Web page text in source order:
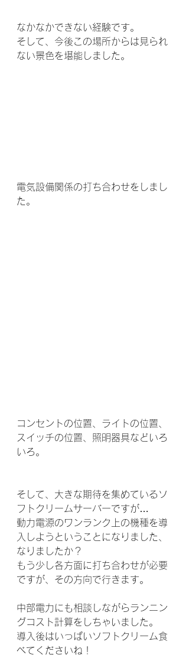
なかなかできない経験です。
そして、今後この場所からは見られ
ない景色を堪能しました。
電気設備関係の打ち合わせをしまし
た。
コンセントの位置、ライトの位置、
スイッチの位置、照明器具などいろ
いろ。
そして、大きな期待を集めているソ
フトクリームサーバーですが…
動力電源のワンランク上の機種を導
入しようということになりました、
なりましたか？
もう少し各方面に打ち合わせが必要
ですが、その方向で行きます。
中部電力にも相談しながらランニン
グコスト計算をしちゃいました。
導入後はいっぱいソフトクリーム食
べてくださいね！